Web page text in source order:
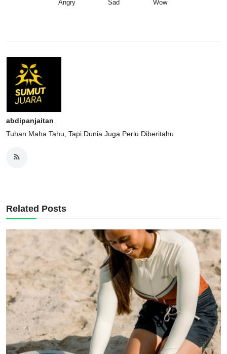
Angry Sad Wow
abdipanjaitan
Tuhan Maha Tahu, Tapi Dunia Juga Perlu Diberitahu
Related Posts